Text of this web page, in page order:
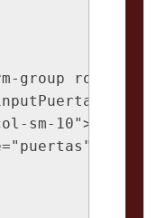
group row">
sm-10">